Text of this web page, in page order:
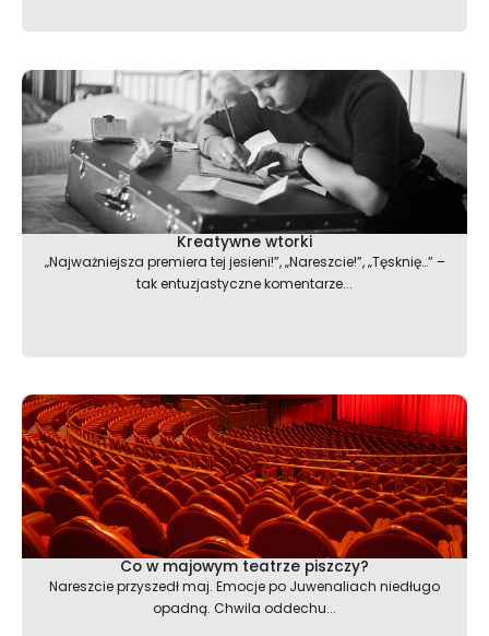
Kreatywne wtorki
„Najważniejsza premiera tej jesieni!”, „Nareszcie!”, „Tęsknię…” –
tak entuzjastyczne komentarze...
Co w majowym teatrze piszczy?
Nareszcie przyszedł maj. Emocje po Juwenaliach niedługo
opadną. Chwila oddechu...